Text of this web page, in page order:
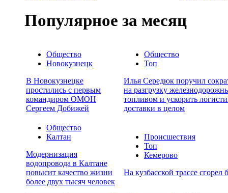
Популярное за месяц
Общество
Новокузнецк
В Новокузнецке
простились с первым
командиром ОМОН
Сергеем Добижей
Общество
Топ
Илья Середюк поручил
на разгрузку
топливом и ускорить
доставки в целом
Общество
Калтан
Модернизация
водопровода в Калтане
повысит качество жизни
более двух тысяч человек
Происшествия
Топ
Кемерово
На кузбасской трассе сгорел